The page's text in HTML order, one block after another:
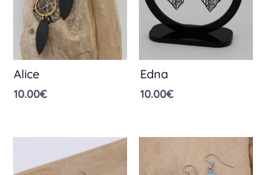
Alice
10.00€
Edna
10.00€